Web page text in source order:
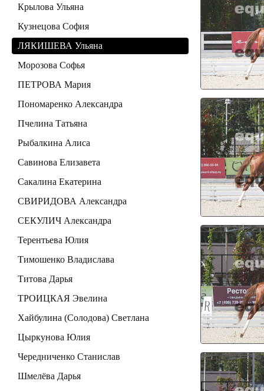
Крылова Ульяна
Кузнецова София
ЛЯКИШЕВА Ульяна
Морозова Софья
ПЕТРОВА Мария
Пономаренко Александра
Пчелина Татьяна
Рыбалкина Алиса
Савинова Елизавета
Сакалина Екатерина
СВИРИДОВА Александра
СЕКУЛИЧ Александра
Терентьева Юлия
Тимошенко Владислава
Титова Дарья
ТРОИЦКАЯ Эвелина
Хайбулина (Солодова) Светлана
Цыркунова Юлия
Чередниченко Станислав
Шмелёва Дарья